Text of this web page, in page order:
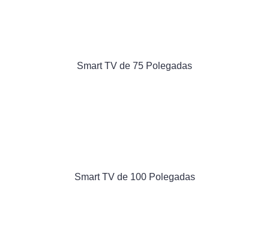
Smart TV de 75 Polegadas
Smart TV de 100 Polegadas